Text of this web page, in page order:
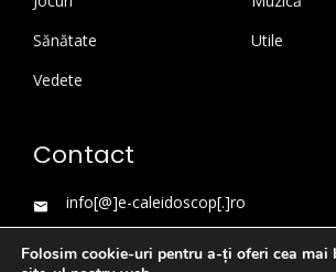
Sănătate
Utile
Vedete
Contact
info[@]e-caleidoscop[.]ro
Folosim cookie-uri pentru a-ți oferi cea mai